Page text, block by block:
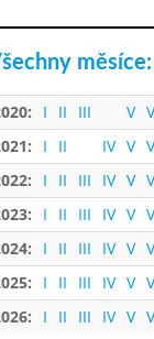
měsíce:
I II III V
I II IV V
I II III IV V
I II III IV V
I II III IV V
I II III IV V
I II III IV V